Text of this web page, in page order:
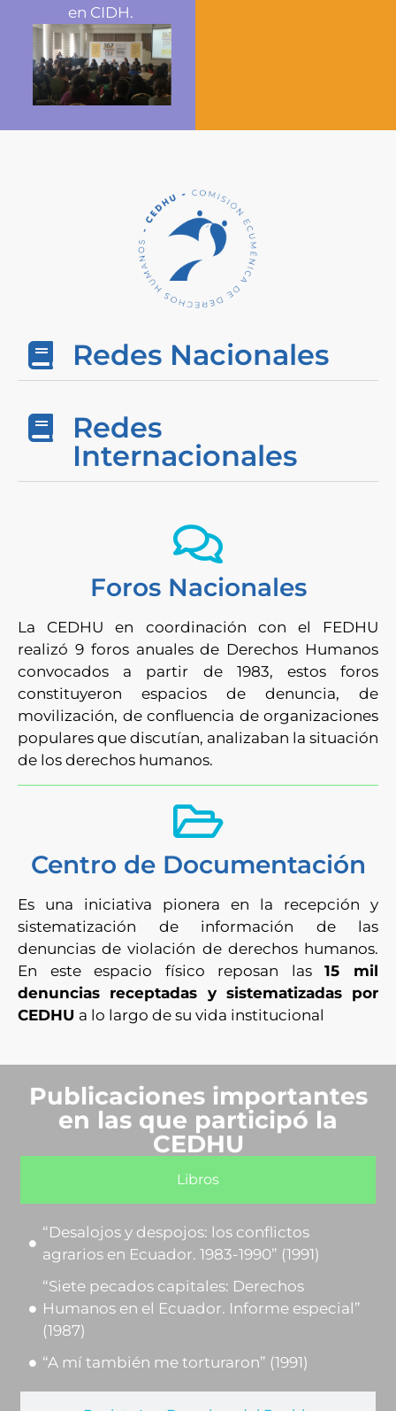
en CIDH.
Redes Nacionales
Redes
Internacionales
Foros Nacionales
La CEDHU en coordinación con el FEDHU
realizó 9 foros anuales de Derechos Humanos
convocados a partir de 1983, estos foros
constituyeron espacios de denuncia, de
movilización, de confluencia de organizaciones
populares que discutían, analizaban la situación
de los derechos humanos.
Centro de Documentación
Es una iniciativa pionera en la recepción y
sistematización de información de las
denuncias de violación de derechos humanos.
En este espacio físico reposan las15 mil
denuncias receptadas y sistematizadas por
CEDHU a lo largo de su vida institucional
Publicaciones importantes
en las que participó la
CEDHU
Libros
“Desalojos y despojos: los conflictos
agrarios en Ecuador. 1983-1990” (1991)
“Siete pecados capitales: Derechos
Humanos en el Ecuador. Informe especial”
(1987)
“A mí también me torturaron” (1991)